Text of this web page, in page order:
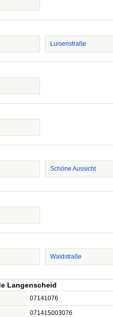
Luisenstraße
Schöne Aussicht
Waldstraße
Langenscheid
07141076
071415003076